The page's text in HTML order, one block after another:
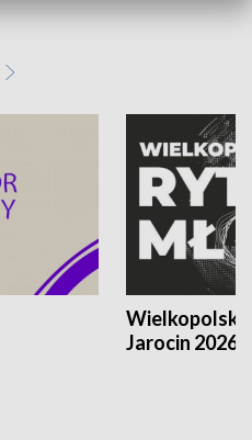
Jarocin 2026